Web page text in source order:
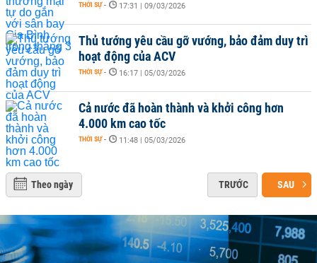
THỜI SỰ - 17:31 | 09/03/2026
Thủ tướng yêu cầu gỡ vướng, bảo đảm duy trì
hoạt động của ACV
THỜI SỰ - 16:17 | 05/03/2026
Cả nước đã hoàn thành và khởi công hơn
4.000 km cao tốc
THỜI SỰ - 11:48 | 05/03/2026
Theo ngày TRƯỚC SAU